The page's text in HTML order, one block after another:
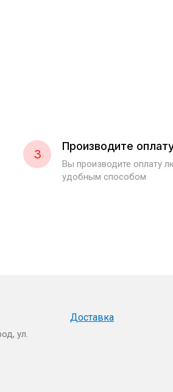
3
Производите
Вы производите оплату
удобным способом
ул.
Доставка